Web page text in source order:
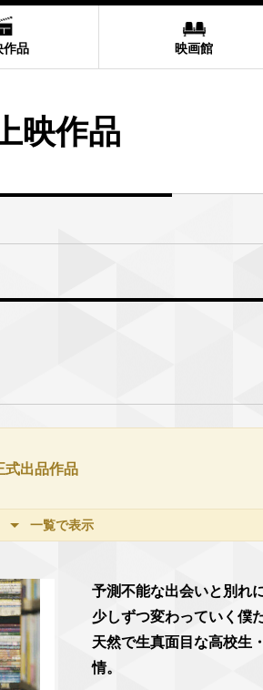
作品 映画館
映作品
式出品作品
一覧で表示
予測不能な出会いと別れ
少しずつ変わっていく僕
天然で生真面目な高校生
情。